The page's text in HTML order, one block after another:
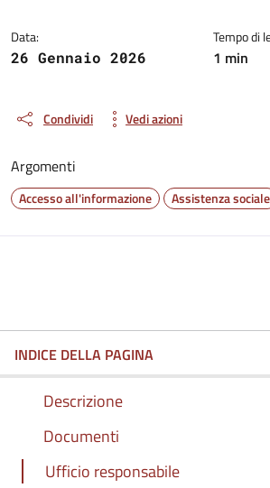
Data:
26 Gennaio 2026
Tempo di
1 min
Condividi Vedi azioni
Argomenti
Accesso all'informazione Assistenza sociale
INDICE DELLA PAGINA
Descrizione
Documenti
Ufficio responsabile